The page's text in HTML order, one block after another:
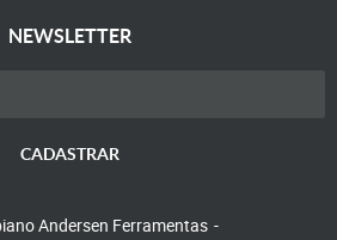
NEWSLETTER
CADASTRAR
Andersen Ferramentas